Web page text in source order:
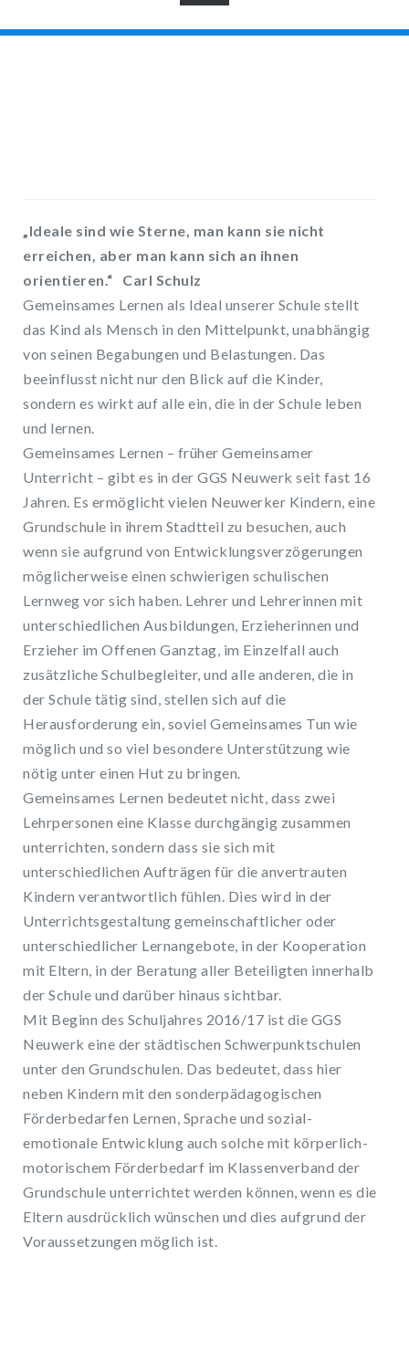
NAVIGATION
„Ideale sind wie Sterne, man kann sie nicht
erreichen, aber man kann sich an ihnen
orientieren.“ Carl Schulz
Gemeinsames Lernen als Ideal unserer Schule stellt
das Kind als Mensch in den Mittelpunkt, unabhängig
von seinen Begabungen und Belastungen. Das
beeinflusst nicht nur den Blick auf die Kinder,
sondern es wirkt auf alle ein, die in der Schule leben
und lernen.
Gemeinsames Lernen – früher Gemeinsamer
Unterricht – gibt es in der GGS Neuwerk seit fast 16
Jahren. Es ermöglicht vielen Neuwerker Kindern, eine
Grundschule in ihrem Stadtteil zu besuchen, auch
wenn sie aufgrund von Entwicklungsverzögerungen
möglicherweise einen schwierigen schulischen
Lernweg vor sich haben. Lehrer und Lehrerinnen mit
unterschiedlichen Ausbildungen, Erzieherinnen und
Erzieher im Offenen Ganztag, im Einzelfall auch
zusätzliche Schulbegleiter, und alle anderen, die in
der Schule tätig sind, stellen sich auf die
Herausforderung ein, soviel Gemeinsames Tun wie
möglich und so viel besondere Unterstützung wie
nötig unter einen Hut zu bringen.
Gemeinsames Lernen bedeutet nicht, dass zwei
Lehrpersonen eine Klasse durchgängig zusammen
unterrichten, sondern dass sie sich mit
unterschiedlichen Aufträgen für die anvertrauten
Kindern verantwortlich fühlen. Dies wird in der
Unterrichtsgestaltung gemeinschaftlicher oder
unterschiedlicher Lernangebote, in der Kooperation
mit Eltern, in der Beratung aller Beteiligten innerhalb
der Schule und darüber hinaus sichtbar.
Mit Beginn des Schuljahres 2016/17 ist die GGS
Neuwerk eine der städtischen Schwerpunktschulen
unter den Grundschulen. Das bedeutet, dass hier
neben Kindern mit den sonderpädagogischen
Förderbedarfen Lernen, Sprache und sozial-
emotionale Entwicklung auch solche mit körperlich-
motorischem Förderbedarf im Klassenverband der
Grundschule unterrichtet werden können, wenn es die
Eltern ausdrücklich wünschen und dies aufgrund der
Voraussetzungen möglich ist.